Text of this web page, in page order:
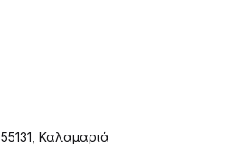
Καλαμαριά